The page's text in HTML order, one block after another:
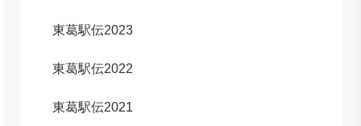
東葛駅伝2023
東葛駅伝2022
東葛駅伝2021